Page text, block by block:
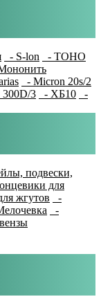
- S-lon
- TOHO
- Micron 20s/2
3 - ХБ10
-
подвески,
для
жгутов
-
-